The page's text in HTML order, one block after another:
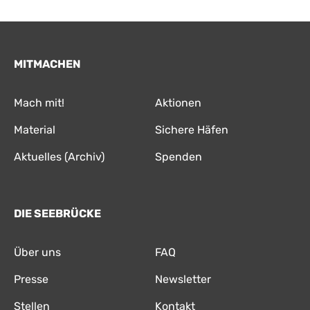
MITMACHEN
Mach mit! Aktionen
Material Sichere Häfen
Aktuelles (Archiv) Spenden
DIE SEEBRÜCKE
Über uns FAQ
Presse Newsletter
Stellen Kontakt